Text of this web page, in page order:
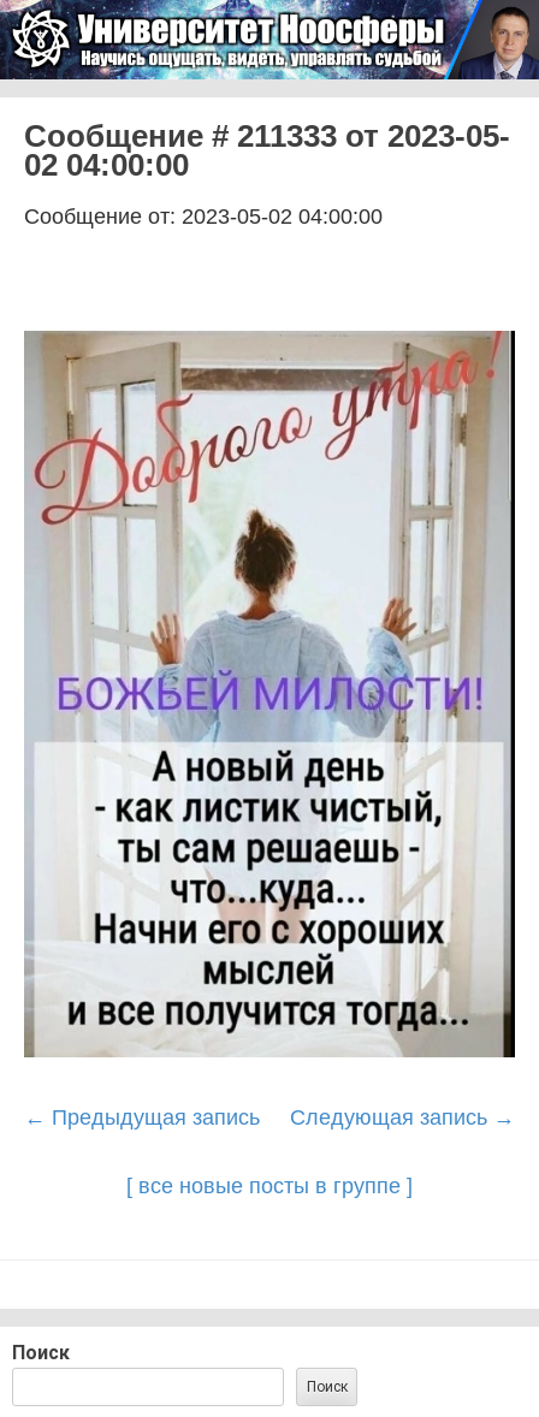
Университет Ноосферы
Сообщение # 211333 от 2023-05-
02 04:00:00
Сообщение от: 2023-05-02 04:00:00
Post
← Предыдущая запись Следующая запись →
[ все новые посты в группе ]
Поиск
Поиск